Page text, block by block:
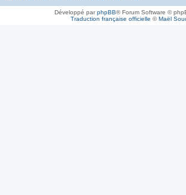
Développé parphpBB® Forum Software ©
Traduction française officielle ©Maël